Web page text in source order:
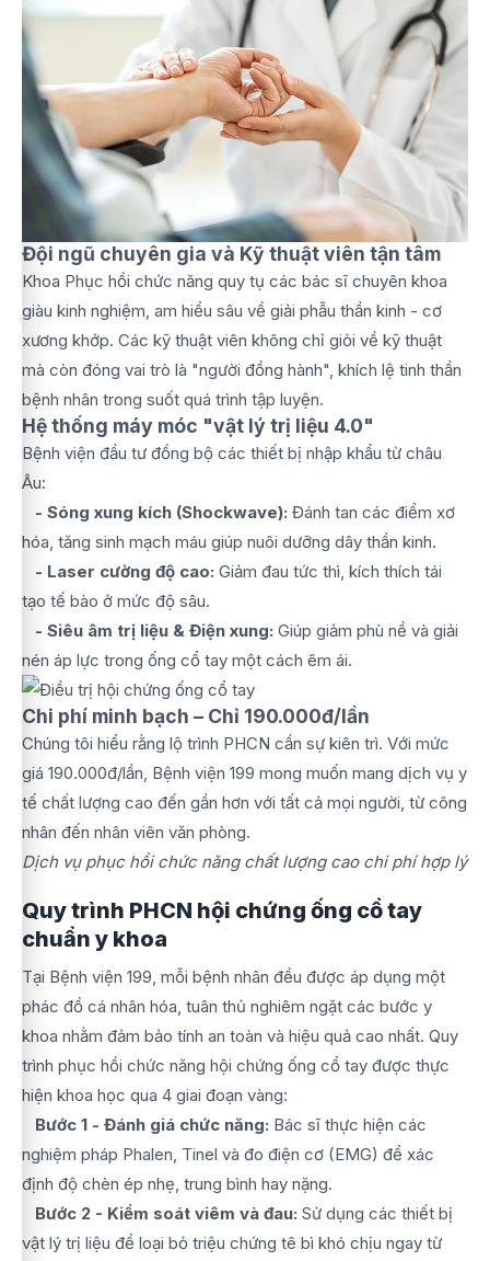
Đội ngũ chuyên gia và Kỹ thuật viên tận tâm
Khoa Phục hồi chức năng quy tụ các bác sĩ chuyên khoa
giàu kinh nghiệm, am hiểu sâu về giải phẫu thần kinh - cơ
xương khớp. Các kỹ thuật viên không chỉ giỏi về kỹ thuật
mà còn đóng vai trò là "người đồng hành", khích lệ tinh thần
bệnh nhân trong suốt quá trình tập luyện.
Hệ thống máy móc "vật lý trị liệu 4.0"
Bệnh viện đầu tư đồng bộ các thiết bị nhập khẩu từ châu
Âu:
- Sóng xung kích (Shockwave): Đánh tan các điểm xơ
hóa, tăng sinh mạch máu giúp nuôi dưỡng dây thần kinh.
- Laser cường độ cao: Giảm đau tức thì, kích thích tái
tạo tế bào ở mức độ sâu.
- Siêu âm trị liệu & Điện xung: Giúp giảm phù nề và giải
nén áp lực trong ống cổ tay một cách êm ái.
Chi phí minh bạch – Chỉ 190.000đ/lần
Chúng tôi hiểu rằng lộ trình PHCN cần sự kiên trì. Với mức
giá 190.000đ/lần, Bệnh viện 199 mong muốn mang dịch vụ y
tế chất lượng cao đến gần hơn với tất cả mọi người, từ công
nhân đến nhân viên văn phòng.
Dịch vụ phục hồi chức năng chất lượng cao chi phí hợp lý
Quy trình PHCN hội chứng ống cổ tay
chuẩn y khoa
Tại Bệnh viện 199, mỗi bệnh nhân đều được áp dụng một
phác đồ cá nhân hóa, tuân thủ nghiêm ngặt các bước y
khoa nhằm đảm bảo tính an toàn và hiệu quả cao nhất. Quy
trình phục hồi chức năng hội chứng ống cổ tay được thực
hiện khoa học qua 4 giai đoạn vàng:
Bước 1 - Đánh giá chức năng: Bác sĩ thực hiện các
nghiệm pháp Phalen, Tinel và đo điện cơ (EMG) để xác
định độ chèn ép nhẹ, trung bình hay nặng.
Bước 2 - Kiểm soát viêm và đau: Sử dụng các thiết bị
vật lý trị liệu để loại bỏ triệu chứng tê bì khó chịu ngay từ